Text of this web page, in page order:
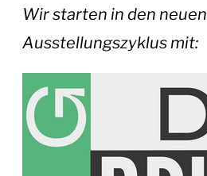
Wir starten in den neuen
Ausstellungszyklus mit: